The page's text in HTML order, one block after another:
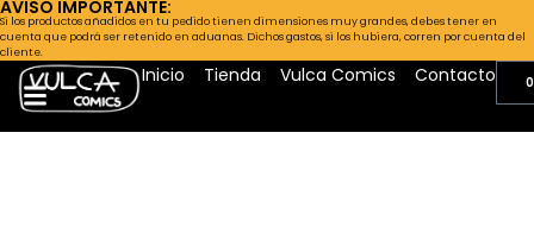
AVISO IMPORTANTE:
Si los productos añadidos en tu pedido tienen dimensiones muy grandes, debes tener en
cuenta que podrá ser retenido en aduanas. Dichos gastos, si los hubiera, corren por cuenta del
cliente.
Inicio Tienda Vulca Comics Contacto